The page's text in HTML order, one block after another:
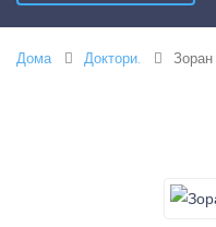
Дома Доктори.